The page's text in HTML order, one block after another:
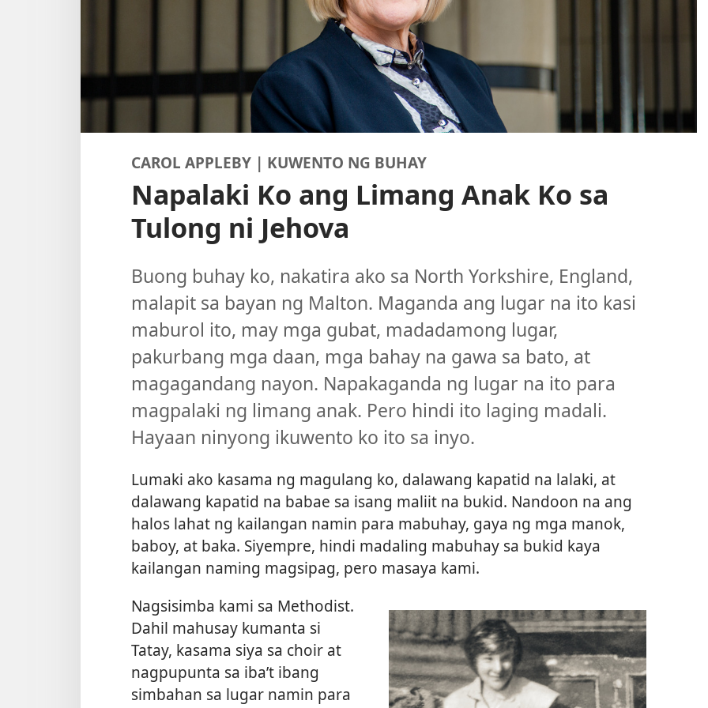
CAROL APPLEBY | KUWENTO NG BUHAY
Napalaki Ko ang Limang Anak Ko sa
Tulong ni Jehova
Buong buhay ko, nakatira ako sa North Yorkshire, England,
malapit sa bayan ng Malton. Maganda ang lugar na ito kasi
maburol ito, may mga gubat, madadamong lugar,
pakurbang mga daan, mga bahay na gawa sa bato, at
magagandang nayon. Napakaganda ng lugar na ito para
magpalaki ng limang anak. Pero hindi ito laging madali.
Hayaan ninyong ikuwento ko ito sa inyo.
Lumaki ako kasama ng magulang ko, dalawang kapatid na lalaki, at
dalawang kapatid na babae sa isang maliit na bukid. Nandoon na ang
halos lahat ng kailangan namin para mabuhay, gaya ng mga manok,
baboy, at baka. Siyempre, hindi madaling mabuhay sa bukid kaya
kailangan naming magsipag, pero masaya kami.
Nagsisimba kami sa Methodist.
Dahil mahusay kumanta si
Tatay, kasama siya sa choir at
nagpupunta sa iba’t ibang
simbahan sa lugar namin para